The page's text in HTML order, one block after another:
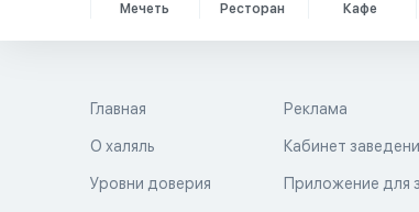
Мечеть Ресторан Кафе
Главная
О халяль
Уровни доверия
Реклама
Кабинет
Приложение для